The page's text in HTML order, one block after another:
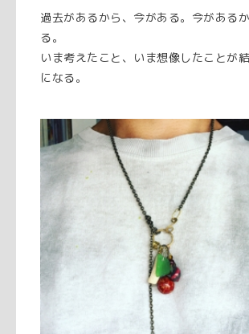
過去があるから、今がある。今がある
る。
いま考えたこと、いま想像したことが
になる。